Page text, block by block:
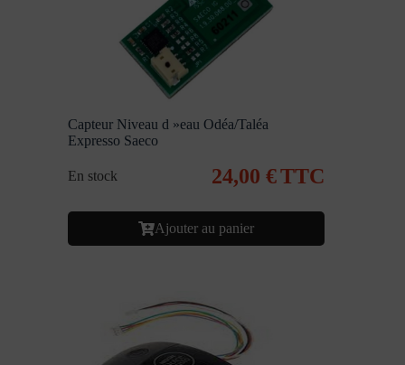
Capteur Niveau d »eau Odéa/Taléa
Expresso Saeco
En stock 24,00 €TTC
Ajouter au panier